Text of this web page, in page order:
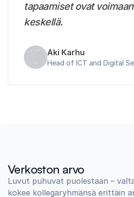
tapaamiset ovat
keskellä.
Aki Karhu
Head of ICT and Digital
Verkoston arvo
Luvut puhuvat puolestaan –
kokee kollegaryhmänsä erittäin